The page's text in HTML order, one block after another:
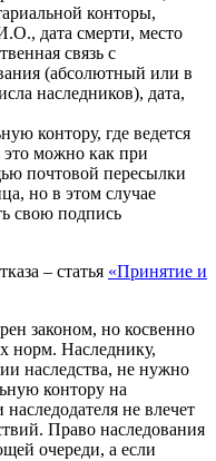
конторы,
дата смерти, место
связь с
(абсолютный или в
наследников), дата,
контору, где ведется
это можно как при
почтовой пересылки
но в этом случае
свою подпись
– статья «Принятие и
законом, но косвенно
норм. Наследнику,
наследства, не нужно
контору на
не влечет
Право наследования
очереди, а если